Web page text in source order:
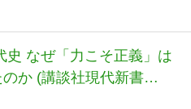
史 なぜ「力こそ正義」は
か (講談社現代新書